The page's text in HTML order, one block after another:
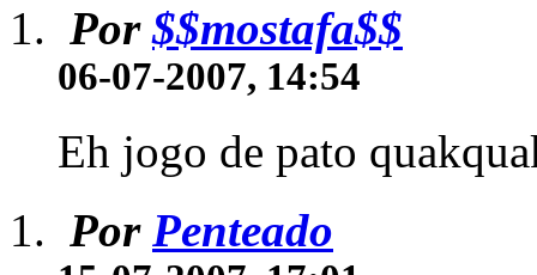
Por$$mostafa$$
06-07-2007, 14:54
Eh jogo de pato
Por Penteado